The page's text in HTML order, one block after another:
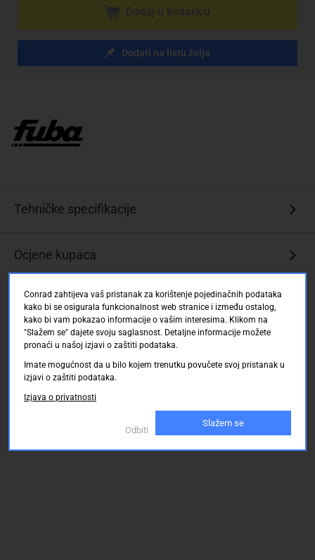
Dodati na listu želja
Tehničke specifikacije
Ocjene kupaca
Conrad zahtijeva vaš pristanak za korištenje pojedinačnih podataka
kako bi se osigurala funkcionalnost web stranice i između ostalog,
kako bi vam pokazao informacije o vašim interesima. Klikom na
"Slažem se" dajete svoju saglasnost. Detaljne informacije možete
pronaći u našoj izjavi o zaštiti podataka.
Imate mogućnost da u bilo kojem trenutku povučete svoj pristanak u
izjavi o zaštiti podataka.
Izjava o privatnosti
Odbiti
Slažem se